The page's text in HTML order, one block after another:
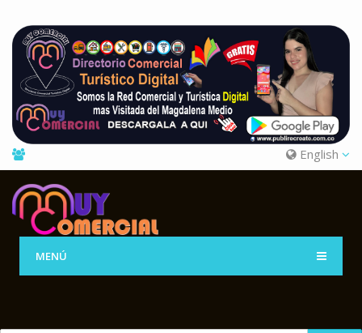
English
MENÚ